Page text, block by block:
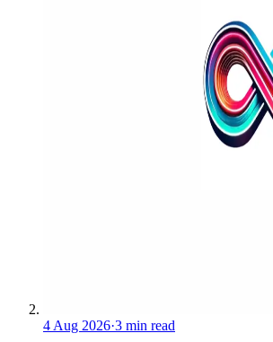
4 Aug 2026·3 min read